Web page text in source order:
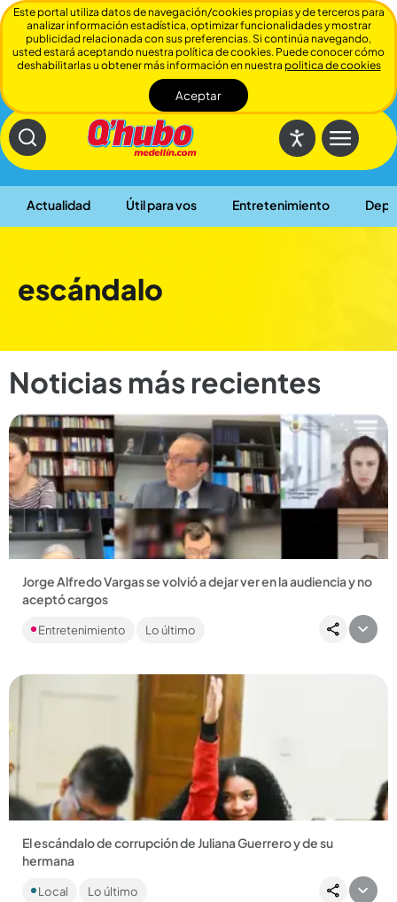
Actualidad Útil para vos Entretenimiento
Cerrar
escándalo
Noticias más recientes
Jorge Alfredo Vargas se volvió a dejar ver en la audiencia y no
aceptó cargos
El expresentador reapareció públicamente por primera vez
desde su salida de Caracol Televisión....
Entretenimiento Lo último
Compartir Noticia
El escándalo de corrupción de Juliana Guerrero y de su
hermana
Las jóvenes habrían pedido comisiones y pagos anticipados
para adjudicar contratos....
Local Lo último
Este portal utiliza datos de navegación/cookies propias y de terceros para
analizar información estadística, optimizar funcionalidades y mostrar
publicidad relacionada con sus preferencias. Si continúa navegando,
usted estará aceptando nuestra política de cookies. Puede conocer cómo
deshabilitarlas u obtener más información en nuestra politica de cookies
Aceptar